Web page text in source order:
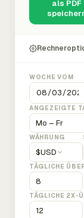
als PDF
WOCHE VOM
ANGEZEIGTE
WÄHRUNG
$USD
TÄGLICHE
TÄGLICHE 2X-